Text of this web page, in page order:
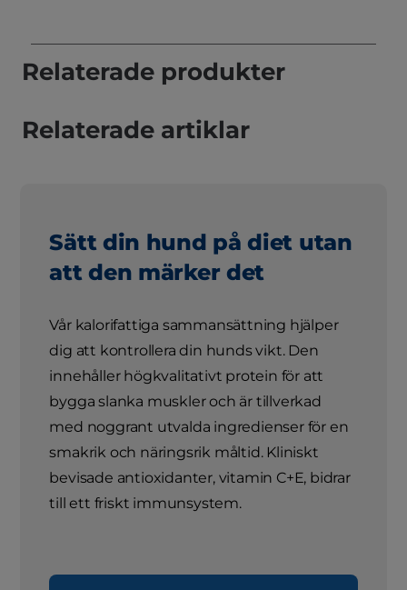
Relaterade produkter
Relaterade artiklar
Sätt din hund på diet utan
att den märker det
Vår kalorifattiga sammansättning hjälper
dig att kontrollera din hunds vikt. Den
innehåller högkvalitativt protein för att
bygga slanka muskler och är tillverkad
med noggrant utvalda ingredienser för en
smakrik och näringsrik måltid. Kliniskt
bevisade antioxidanter, vitamin C+E, bidrar
till ett friskt immunsystem.